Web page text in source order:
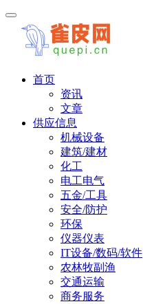
首页
资讯
文章
供应信息
机械设备
建筑/建材
化工
电工电气
五金/工具
安全/防护
环保
仪器仪表
IT设备/数码/软件
农林牧副渔
交通运输
商务服务